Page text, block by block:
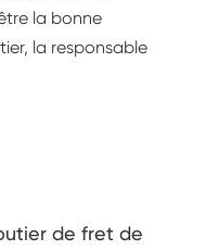
la bonne
la responsable
de fret de